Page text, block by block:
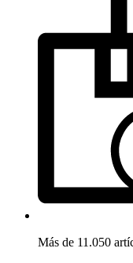
Más de 11.050